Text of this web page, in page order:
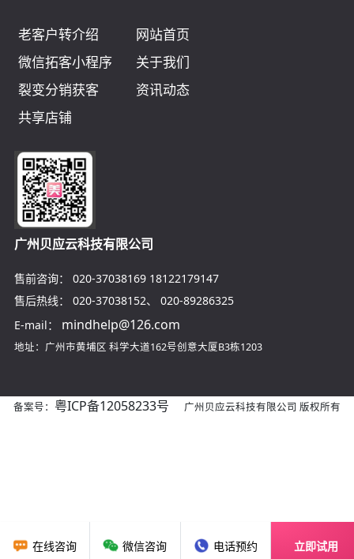
在线咨询 微信咨询 电话预约 立即试用
老客户转介绍
网站首页
微信拓客小程序
关于我们
裂变分销获客
资讯动态
共享店铺
广州贝应云科技有限公司
售前咨询： 020-37038169 18122179147
售后热线：
020-37038152、 020-89286325
E-mail：
mindhelp@126.com
地址：广州市黄埔区 科学大道162号创意大厦B3栋1203
备案号： 粤ICP备12058233号 广州贝应云科技有限公司 版权所有